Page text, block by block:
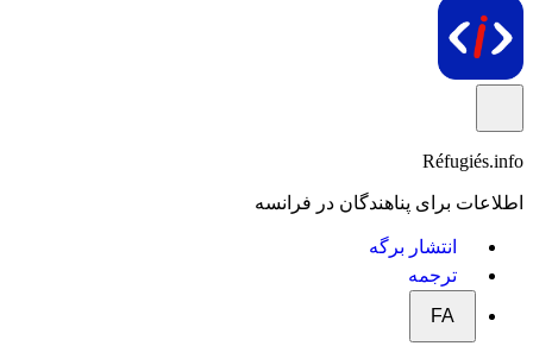
Réfugiés.info
اطلاعات برای پناهندگان در فرانسه
انتشار برگه
ترجمه
FA